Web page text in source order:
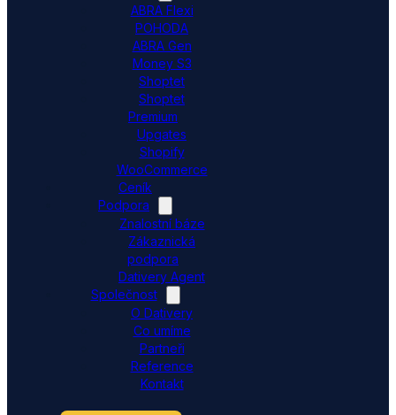
ABRA Flexi
POHODA
ABRA Gen
Money S3
Shoptet
Shoptet
Premium
Upgates
Shopify
WooCommerce
Ceník
Podpora
Znalostní báze
Zákaznická
podpora
Dativery Agent
Společnost
O Dativery
Co umíme
Partneři
Reference
Kontakt